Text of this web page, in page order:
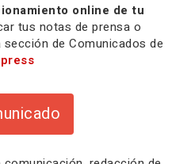
online de tu
tus notas de prensa o
de Comunicados de
press